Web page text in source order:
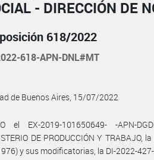
- DIRECCIÓN DE
618/2022
618-APN-DNL#MT
de Buenos Aires, 15/07/2022
el EX-2019-101650649- -APN-
DE PRODUCCIÓN Y TRABAJO,
y sus modificatorias, la DI-2022-